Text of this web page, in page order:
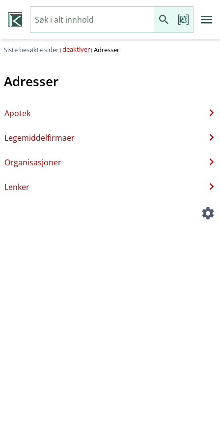
Siste besøkte sider (deaktiver)Adresser
Adresser
Apotek
Legemiddelfirmaer
Organisasjoner
Lenker